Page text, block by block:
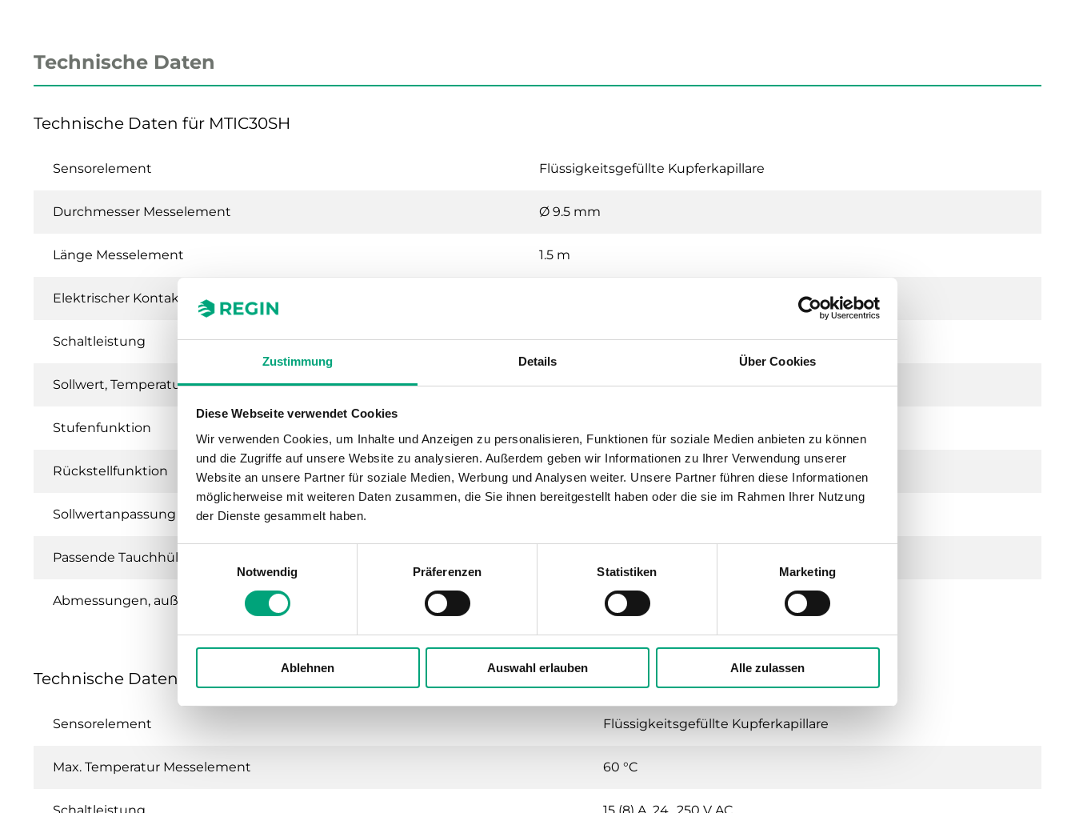
Zustimmung Details Über Cookies
Diese Webseite verwendet Cookies
Wir verwenden Cookies, um Inhalte und Anzeigen zu personalisieren, Funktionen für soziale Medien anbieten zu können
und die Zugriffe auf unsere Website zu analysieren. Außerdem geben wir Informationen zu Ihrer Verwendung unserer
Website an unsere Partner für soziale Medien, Werbung und Analysen weiter. Unsere Partner führen diese Informationen
möglicherweise mit weiteren Daten zusammen, die Sie ihnen bereitgestellt haben oder die sie im Rahmen Ihrer Nutzung
der Dienste gesammelt haben.
Einwilligungsauswahl
Notwendig
Präferenzen Statistiken Marketing
Ablehnen Auswahl erlauben Alle zulassen
Technische Daten
Technische Daten für MTIC30SH
Sensorelement Flüssigkeitsgefüllte Kupferkapillare
Durchmesser Messelement Ø 9.5 mm
Länge Messelement 1.5 m
Elektrischer Kontakt
Schaltleistung 15 (8) A, 24…250 V AC
Sollwert, Temperaturbereich -30...30 °C
Stufenfunktion
Rückstellfunktion Automatisch
Sollwertanpassung
Passende Tauchhülse
Abmessungen, außen (B x H x T) 70x72x108 mm
Technische Daten für MTIC – Kapillarthermostat
Sensorelement Flüssigkeitsgefüllte Kupferkapillare
Max. Temperatur Messelement 60 °C
Schaltleistung 15 (8) A, 24…250 V AC